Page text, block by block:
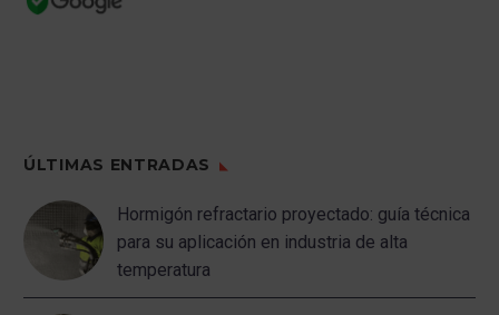
ÚLTIMAS ENTRADAS
Hormigón refractario proyectado: guía técnica
para su aplicación en industria de alta
temperatura